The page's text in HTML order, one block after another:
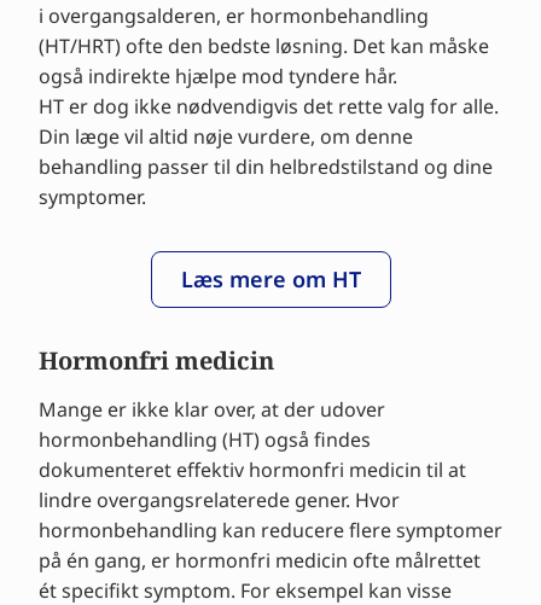
i overgangsalderen, er hormonbehandling
(HT/HRT) ofte den bedste løsning. Det kan måske
også indirekte hjælpe mod tyndere hår.
HT er dog ikke nødvendigvis det rette valg for alle.
Din læge vil altid nøje vurdere, om denne
behandling passer til din helbredstilstand og dine
symptomer.
Læs mere om HT
Hormonfri medicin
Mange er ikke klar over, at der udover
hormonbehandling (HT) også findes
dokumenteret effektiv hormonfri medicin til at
lindre overgangsrelaterede gener. Hvor
hormonbehandling kan reducere flere symptomer
på én gang, er hormonfri medicin ofte målrettet
ét specifikt symptom. For eksempel kan visse